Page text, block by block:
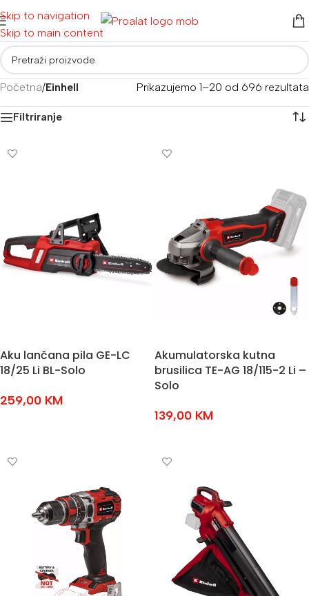
Skip to navigation
Skip to main content
Početna/Einhell Prikazujemo 1–20 od 696 rezultata
Filtriranje
Aku lančana pila GE-LC
18/25 Li BL-Solo
259,00 KM
Akumulatorska kutna
brusilica TE-AG 18/115-2 Li –
Solo
139,00 KM